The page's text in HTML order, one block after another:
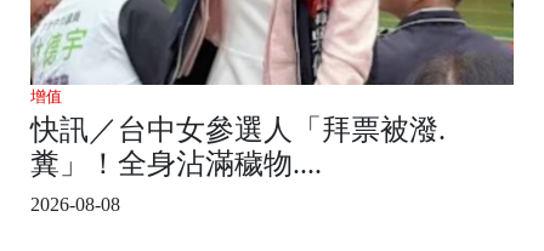
增值
快訊／台中女參選人「拜票被潑.
糞」！全身沾滿穢物....
2026-08-08